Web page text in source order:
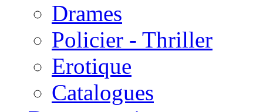
Drames
Policier - Thriller
Erotique
Catalogues